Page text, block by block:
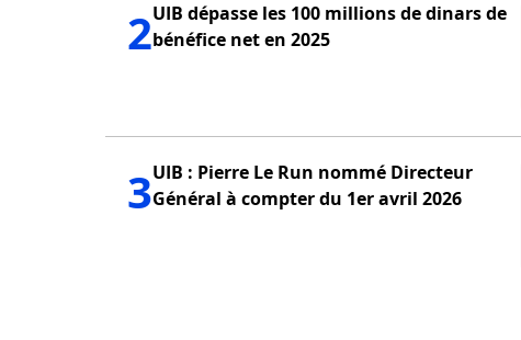
2UIB dépasse les 100 millions de dinars de
bénéfice net en 2025
3UIB : Pierre Le Run nommé Directeur
Général à compter du 1er avril 2026